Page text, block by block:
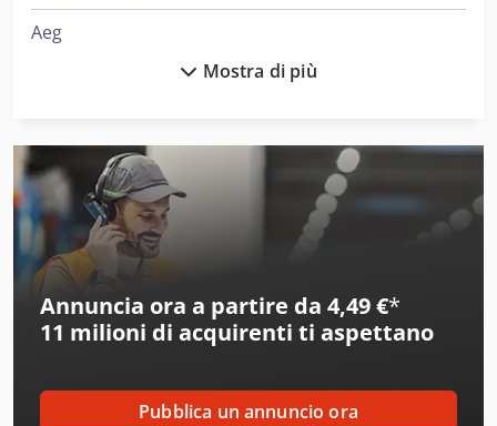
Aeg
Alberti
Alcoa
Ams
Aro
Atlas Copco
Mostra di più
Annuncia ora a partire da 4,49 €*
11 milioni di acquirenti ti aspettano
Pubblica un annuncio ora